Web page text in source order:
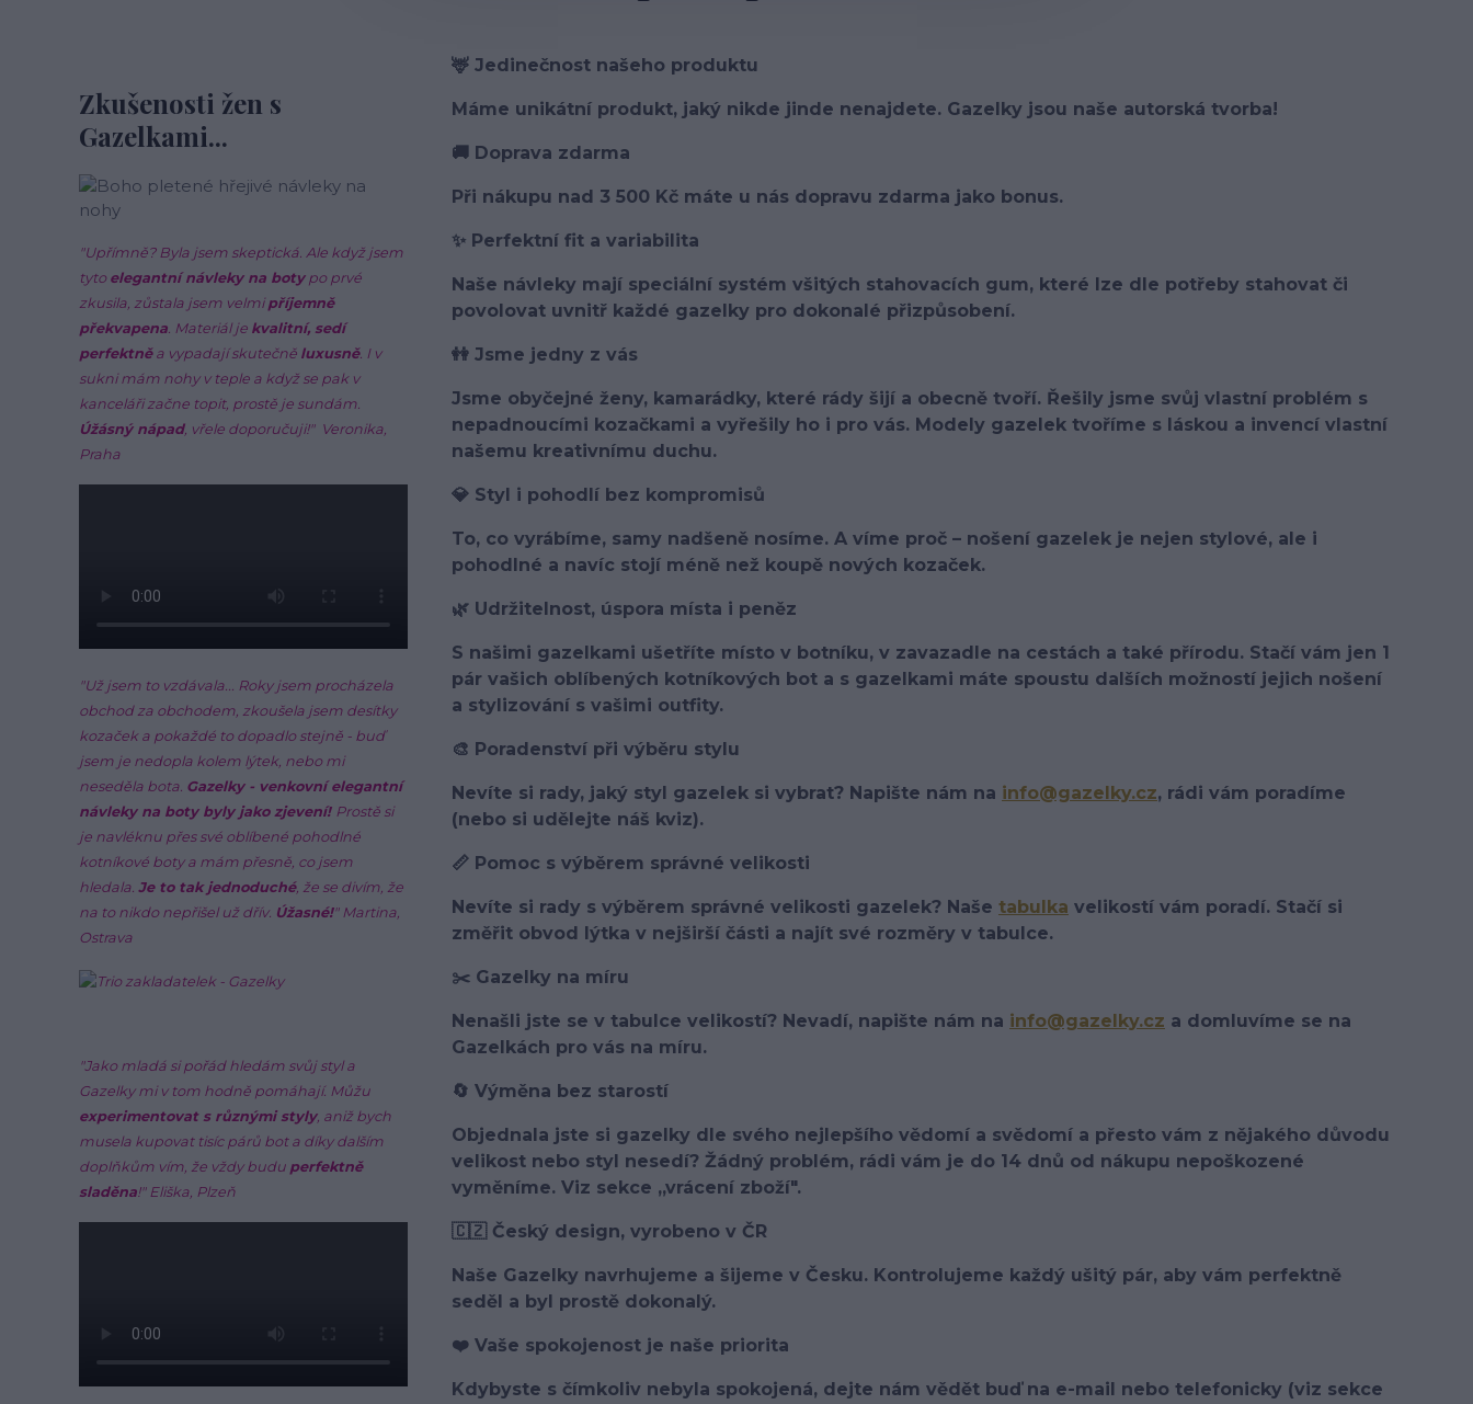
Zkušenosti žen s
Gazelkami...
"Upřímně? Byla jsem skeptická. Ale když jsem
tyto elegantní návleky na botypo prvé
zkusila, zůstala jsem velmi příjemně
překvapena. Materiál je kvalitní, sedí
perfektněa vypadají skutečně luxusně. I v
sukni mám nohy v teple a když se pak v
kanceláři začne topit, prostě je sundám.
Úžásný nápad, vřele doporučuji!" Veronika,
Praha
"Už jsem to vzdávala... Roky jsem procházela
obchod za obchodem, zkoušela jsem desítky
kozaček a pokaždé to dopadlo stejně - buď
jsem je nedopla kolem lýtek, nebo mi
neseděla bota. Gazelky - venkovní elegantní
návleky na boty byly jako zjevení! Prostě si
je navléknu přes své oblíbené pohodlné
kotníkové boty a mám přesně, co jsem
hledala. Je to tak jednoduché, že se divím, že
na to nikdo nepřišel už dřív. Úžasné!" Martina,
Ostrava
"Jako mladá si pořád hledám svůj styl a
Gazelky mi v tom hodně pomáhají. Můžu
experimentovat s různými styly, aniž bych
musela kupovat tisíc párů bot a díky dalším
doplňkům vím, že vždy budu perfektně
sladěna!" Eliška, Plzeň
🦌 Jedinečnost našeho produktu
Máme unikátní produkt, jaký nikde jinde nenajdete. Gazelky jsou naše autorská tvorba!
🚚 Doprava zdarma
Při nákupu nad 3 500 Kč máte u nás dopravu zdarma jako bonus.
✨ Perfektní fit a variabilita
Naše návleky mají speciální systém všitých stahovacích gum, které lze dle potřeby stahovat či
povolovat uvnitř každé gazelky pro dokonalé přizpůsobení.
👭 Jsme jedny z vás
Jsme obyčejné ženy, kamarádky, které rády šijí a obecně tvoří. Řešily jsme svůj vlastní problém s
nepadnoucími kozačkami a vyřešily ho i pro vás. Modely gazelek tvoříme s láskou a invencí vlastní
našemu kreativnímu duchu.
💎 Styl i pohodlí bez kompromisů
To, co vyrábíme, samy nadšeně nosíme. A víme proč – nošení gazelek je nejen stylové, ale i
pohodlné a navíc stojí méně než koupě nových kozaček.
🌿 Udržitelnost, úspora místa i peněz
S našimi gazelkami ušetříte místo v botníku, v zavazadle na cestách a také přírodu. Stačí vám jen 1
pár vašich oblíbených kotníkových bot a s gazelkami máte spoustu dalších možností jejich nošení
a stylizování s vašimi outfity.
🎨 Poradenství při výběru stylu
Nevíte si rady, jaký styl gazelek si vybrat? Napište nám na info@gazelky.cz, rádi vám poradíme
(nebo si udělejte náš kviz).
📏 Pomoc s výběrem správné velikosti
Nevíte si rady s výběrem správné velikosti gazelek? Naše tabulka velikostí vám poradí. Stačí si
změřit obvod lýtka v nejširší části a najít své rozměry v tabulce.
✂️ Gazelky na míru
Nenašli jste se v tabulce velikostí? Nevadí, napište nám na info@gazelky.cz a domluvíme se na
Gazelkách pro vás na míru.
🔄 Výměna bez starostí
Objednala jste si gazelky dle svého nejlepšího vědomí a svědomí a přesto vám z nějakého důvodu
velikost nebo styl nesedí? Žádný problém, rádi vám je do 14 dnů od nákupu nepoškozené
vyměníme. Viz sekce „vrácení zboží".
🇨🇿 Český design, vyrobeno v ČR
Naše Gazelky navrhujeme a šijeme v Česku. Kontrolujeme každý ušitý pár, aby vám perfektně
seděl a byl prostě dokonalý.
❤️ Vaše spokojenost je naše priorita
Kdybyste s čímkoliv nebyla spokojená, dejte nám vědět buď na e-mail nebo telefonicky (viz sekce